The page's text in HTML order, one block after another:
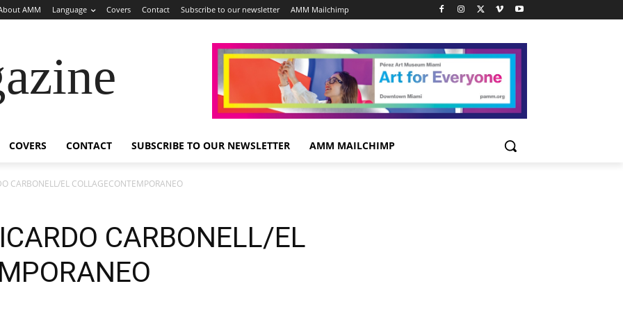
AMM Language Covers Contact Subscribe to our newsletter AMM Mailchimp
COVERS CONTACT SUBSCRIBE TO OUR NEWSLETTER AMM MAILCHIMP
CARBONELL/EL COLLAGECONTEMPORANEO
CARBONELL/EL